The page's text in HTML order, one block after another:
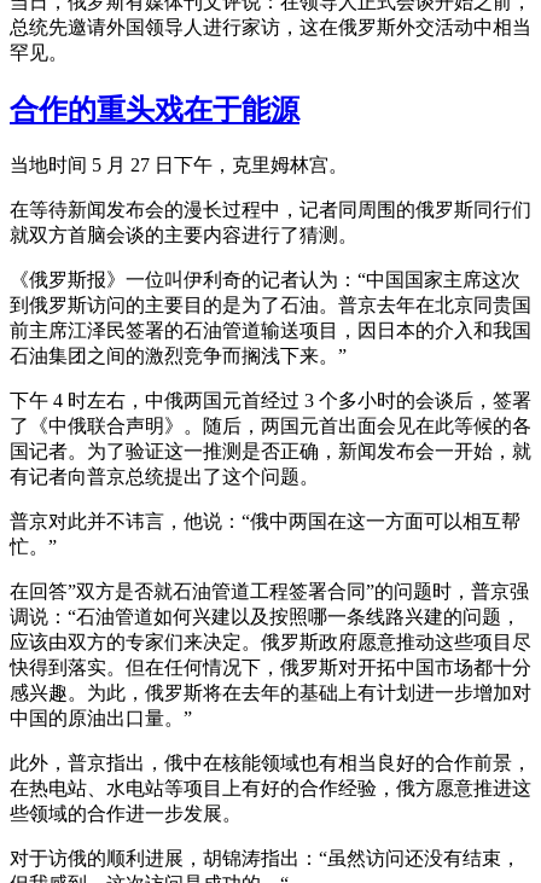
总统先邀请外国领导人进行家访，这在俄罗斯外交活动中相当
罕见。
合作的重头戏在于能源
当地时间 5 月 27 日下午，克里姆林宫。
在等待新闻发布会的漫长过程中，记者同周围的俄罗斯同行们
就双方首脑会谈的主要内容进行了猜测。
《俄罗斯报》一位叫伊利奇的记者认为：“中国国家主席这次
到俄罗斯访问的主要目的是为了石油。普京去年在北京同贵国
前主席江泽民签署的石油管道输送项目，因日本的介入和我国
石油集团之间的激烈竞争而搁浅下来。”
下午 4 时左右，中俄两国元首经过 3 个多小时的会谈后，签署
了《中俄联合声明》。随后，两国元首出面会见在此等候的各
国记者。为了验证这一推测是否正确，新闻发布会一开始，就
有记者向普京总统提出了这个问题。
普京对此并不讳言，他说：“俄中两国在这一方面可以相互帮
忙。”
在回答”双方是否就石油管道工程签署合同”的问题时，普京强
调说：“石油管道如何兴建以及按照哪一条线路兴建的问题，
应该由双方的专家们来决定。俄罗斯政府愿意推动这些项目尽
快得到落实。但在任何情况下，俄罗斯对开拓中国市场都十分
感兴趣。为此，俄罗斯将在去年的基础上有计划进一步增加对
中国的原油出口量。”
此外，普京指出，俄中在核能领域也有相当良好的合作前景，
在热电站、水电站等项目上有好的合作经验，俄方愿意推进这
些领域的合作进一步发展。
对于访俄的顺利进展，胡锦涛指出：“虽然访问还没有结束，